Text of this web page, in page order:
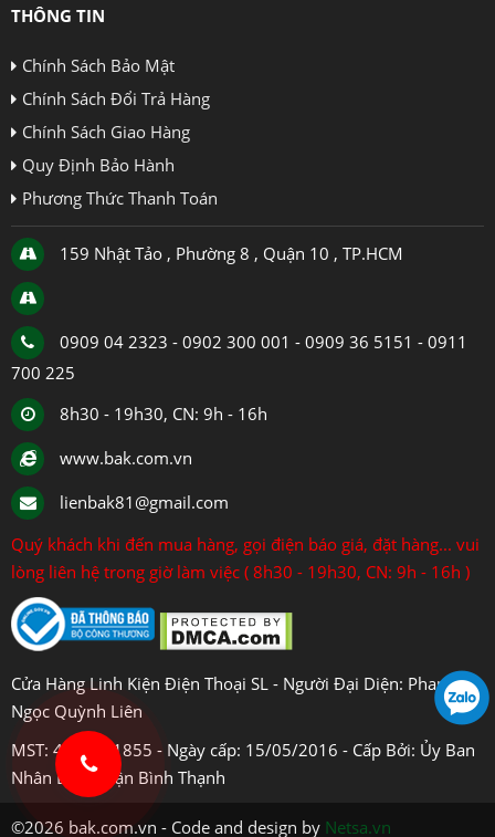
THÔNG TIN
Chính Sách Bảo Mật
Chính Sách Đổi Trả Hàng
Chính Sách Giao Hàng
Quy Định Bảo Hành
Phương Thức Thanh Toán
159 Nhật Tảo , Phường 8 , Quận 10 , TP.HCM
0909 04 2323 - 0902 300 001 - 0909 36 5151 - 0911
700 225
8h30 - 19h30, CN: 9h - 16h
www.bak.com.vn
lienbak81@gmail.com
Quý khách khi đến mua hàng, gọi điện báo giá, đặt hàng... vui
lòng liên hệ trong giờ làm việc ( 8h30 - 19h30, CN: 9h - 16h )
Cửa Hàng Linh Kiện Điện Thoại SL - Người Đại Diện: Phan
Ngọc Quỳnh Liên
MST: 4108031855 - Ngày cấp: 15/05/2016 - Cấp Bởi: Ủy Ban
Nhân Dân Quận Bình Thạnh
©2026 bak.com.vn - Code and design by Netsa.vn